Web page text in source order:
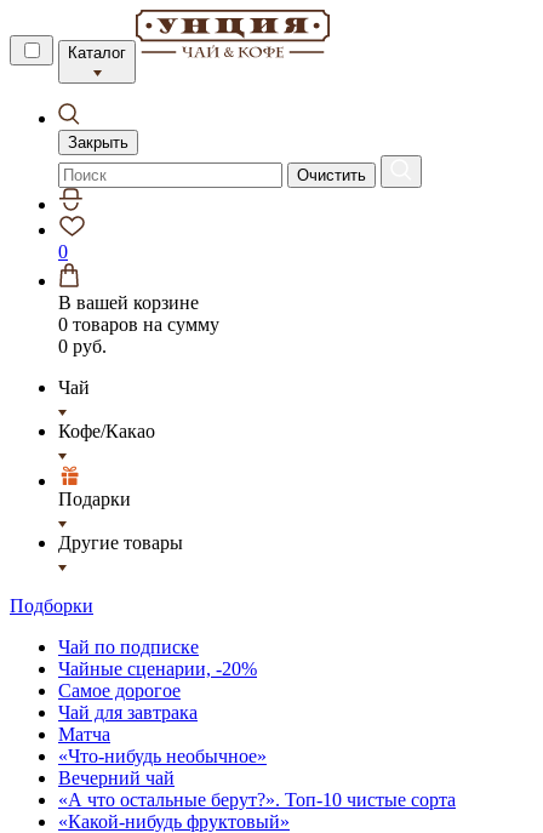
Каталог
Закрыть
Очистить
0
В вашей корзине
0 товаров на сумму
0 руб.
Чай
Кофе/Какао
Подарки
Другие товары
Подборки
Чай по подписке
Чайные сценарии, -20%
Самое дорогое
Чай для завтрака
Матча
«Что-нибудь необычное»
Вечерний чай
«А что остальные берут?». Топ-10 чистые сорта
«Какой-нибудь фруктовый»